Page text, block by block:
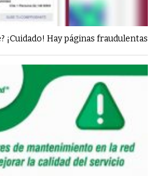
¡Cuidado! Hay páginas fraudulentas